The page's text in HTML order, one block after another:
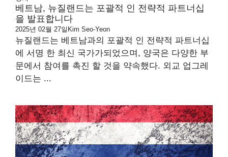
베트남, 뉴질랜드는 포괄적 인 전략적 파트너십
을 발표합니다
2025년 02월 27일 Kim Seo-Yeon
뉴질랜드는 베트남과의 포괄적 인 전략적 파트너십
에 서명 한 최신 국가가되었으며, 양국은 다양한 부
문에서 참여를 촉진 할 것을 약속했다. 외교 업그레
이드는 ...